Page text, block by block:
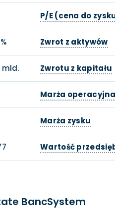
P/E (cena do
Zwrot z aktywów
mld. Zwrotu z kapitału
Marża operacyjna
Marża zysku
Wartość
BancSystem